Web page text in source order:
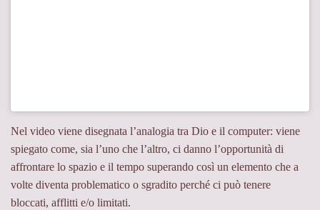
Nel video viene disegnata l’analogia tra Dio e il computer: viene
spiegato come, sia l’uno che l’altro, ci danno l’opportunità di
affrontare lo spazio e il tempo superando così un elemento che a
volte diventa problematico o sgradito perché ci può tenere
bloccati, afflitti e/o limitati.